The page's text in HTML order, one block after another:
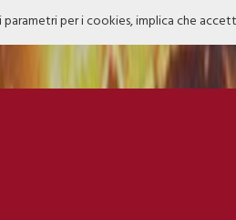
per i cookies, implica che